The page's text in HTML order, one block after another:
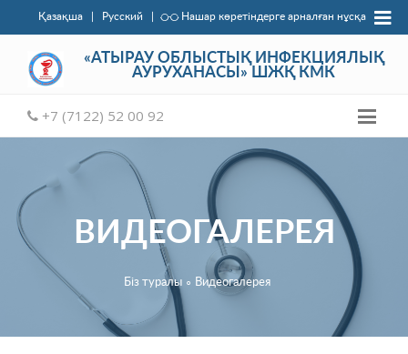
Нашар көретіндерге арналған нұсқа
Қазақша | Русский |
«АТЫРАУ ОБЛЫСТЫҚ ИНФЕКЦИЯЛЫҚ
АУРУХАНАСЫ» ШЖҚ КМК
+7 (7122) 52 00 92
ВИДЕОГАЛЕРЕЯ
Біз туралы ∘ Видеогалерея